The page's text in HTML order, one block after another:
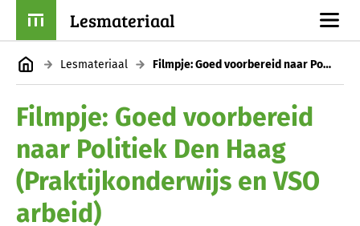
Lesmateriaal
Lesmateriaal Filmpje: Goed voorbereid naar Politiek Den Haag (Praktijkonderwijs en VSO arbeid)
Filmpje: Goed voorbereid
naar Politiek Den Haag
(Praktijkonderwijs en VSO
arbeid)